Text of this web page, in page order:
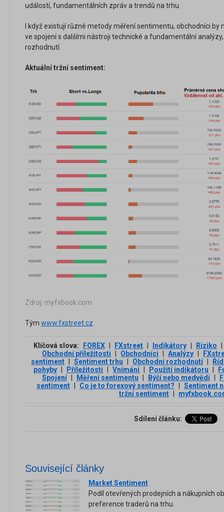
událostí, fundamentálních zpráv a trendů na trhu.
I když existují různé metody měření sentimentu, obchodníci
ve spojení s dalšími nástroji technické a fundamentální
rozhodnutí.
Aktuální tržní sentiment:
Zdroj: myfxbook.com
Tým www.fxstreet.cz
Klíčová slova: FOREX FXstreet Indikátory Riziko
Obchodní příležitosti
Obchodníci Analýzy
sentiment
Sentiment trhu Obchodní rozhodnutí
pohyby
Příležitosti Vnímání Použití indikátoru
Spojení
Měření sentimentu Býčí nebo medvědí
sentiment
Co je to forexový sentiment?
Sentiment
tržní sentiment
Sdílení článku:
Související články
Market Sentiment
Podíl otevřených prodejních a nákupních
preference traderů na trhu.